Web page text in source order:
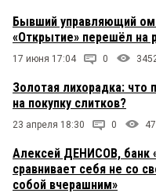
Бывший управляющий
«Открытие» перешёл на
17 июня 17:04 0
Золотая лихорадка:
на покупку слитков?
23 апреля 18:30 0
Алексей ДЕНИСОВ, банк
сравнивает себя не со
собой вчерашним»